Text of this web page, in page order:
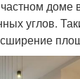
углов.